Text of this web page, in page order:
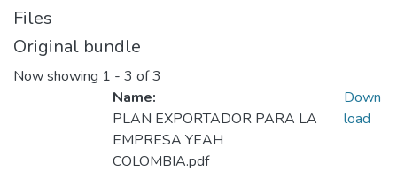
Files
Original bundle
Now showing 1 - 3 of 3
Name:
PLAN EXPORTADOR PARA LA
EMPRESA YEAH
COLOMBIA.pdf
Down
load